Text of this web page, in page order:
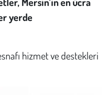
yerde
hizmet ve destekleri